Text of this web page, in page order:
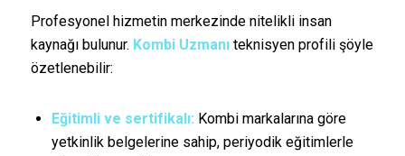
Profesyonel hizmetin merkezinde nitelikli insan
kaynağı bulunur. Kombi Uzmanıteknisyen profili şöyle
özetlenebilir:
Eğitimli ve sertifikalı: Kombi markalarına göre
yetkinlik belgelerine sahip, periyodik eğitimlerle